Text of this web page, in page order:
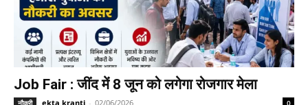
Job Fair : जींद में 8 जून को लगेगा रोजगार मेला
नौकरी ekta kranti - 02/06/2026 0